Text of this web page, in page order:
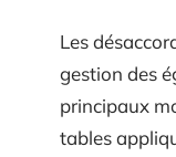
Les
gestion des
principaux
tables